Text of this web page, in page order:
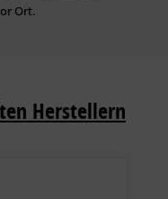
Ort.
Herstellern